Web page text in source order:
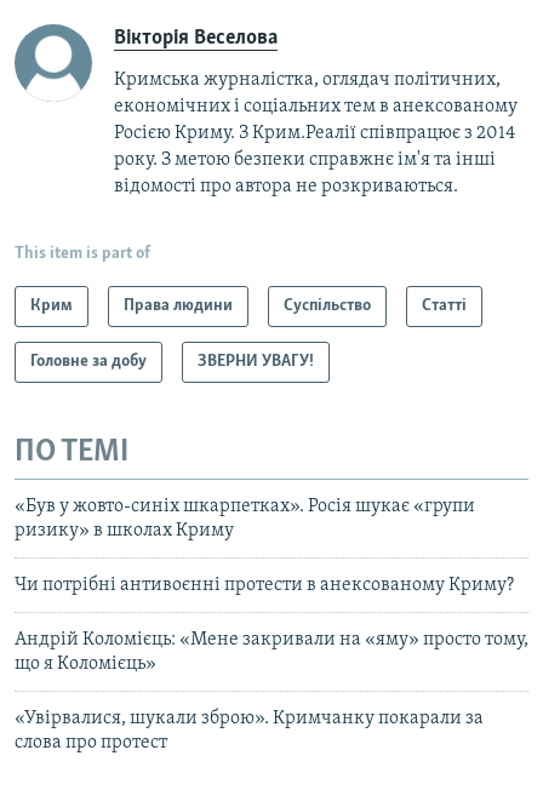
Вікторія Веселова
Кримська журналістка, оглядач політичних,
економічних і соціальних тем в анексованому
Росією Криму. З Крим.Реалії співпрацює з 2014
року. З метою безпеки справжнє ім'я та інші
відомості про автора не розкриваються.
This item is part of
Крим Права людини Суспільство Статті
Головне за добу ЗВЕРНИ УВАГУ!
ПО ТЕМІ
«Був у жовто-синіх шкарпетках». Росія шукає «групи
ризику» в школах Криму
Чи потрібні антивоєнні протести в анексованому Криму?
Андрій Коломієць: «Мене закривали на «яму» просто тому,
що я Коломієць»
«Увірвалися, шукали зброю». Кримчанку покарали за
слова про протест